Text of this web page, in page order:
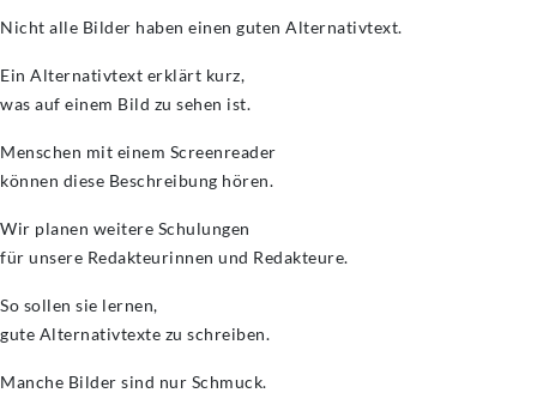
Nicht alle Bilder haben einen guten Alternativtext.
Ein Alternativtext erklärt kurz,
was auf einem Bild zu sehen ist.
Menschen mit einem Screenreader
können diese Beschreibung hören.
Wir planen weitere Schulungen
für unsere Redakteurinnen und Redakteure.
So sollen sie lernen,
gute Alternativtexte zu schreiben.
Manche Bilder sind nur Schmuck.